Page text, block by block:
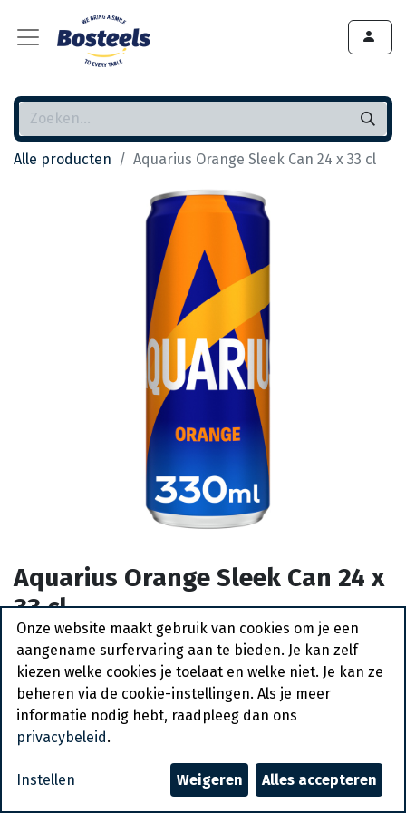
Alle producten Aquarius Orange Sleek Can 24 x 33 cl
Aquarius Orange Sleek Can 24 x
33 cl
Actief
Vraag een account aan
30-dagen geld terug garantie
Verzending: 2-3 werkdagen
Onze website maakt gebruik van cookies om je een
aangename surfervaring aan te bieden. Je kan zelf
kiezen welke cookies je toelaat en welke niet. Je kan ze
beheren via de cookie-instellingen. Als je meer
informatie nodig hebt, raadpleeg dan ons
privacybeleid .
Instellen Weigeren Alles accepteren